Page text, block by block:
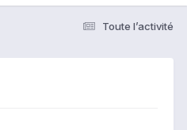
Toute l’activité